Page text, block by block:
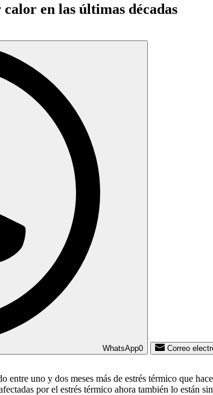
en las últimas décadas
WhatsApp0 Correo
uno y dos meses más de estrés térmico que
por el estrés térmico ahora también lo están